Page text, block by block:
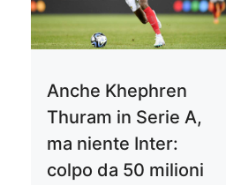
Anche Khephren
Thuram in Serie A,
ma niente Inter:
colpo da 50 milioni